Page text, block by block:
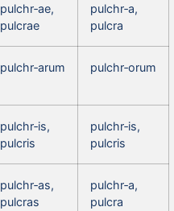
pulchr‑ae,
pulcrae
pulchr‑a,
pulcra
pulchr‑arum pulchr‑orum
pulchr‑is,
pulcris
pulchr‑is,
pulcris
pulchr‑as,
pulcras
pulchr‑a,
pulcra